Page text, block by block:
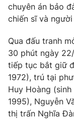
Cơ quan chủ quản:
Giấy phép hoạt
cấp ngày 29/12/
Tổng Biên tập:Vũ
Phó Tổng Biên tập:
Nguyễn Trọng Ninh
Tổng đài VTV:
chuyên án bảo
chiến sĩ và người
Qua đấu tranh
30 phút ngày
tiếp tục bắt giữ
1972), trú tại
Huy Hoàng
1995), Nguyễn
thị trấn Nghĩa